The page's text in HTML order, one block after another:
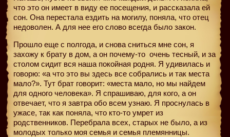
что это он имеет в виду ее посещения, и рассказала ей
сон. Она перестала ездить на могилу, поняла, что отец
недоволен. А для нее его слово всегда было закон.
Прошло еще с полгода, и снова сниться мне сон, я
захожу к брату в дом, а он почему-то очень тесный, и за
столом сидит вся наша покойная родня. Я удивилась и
говорю: «а что это вы здесь все собрались и так места
мало?». Тут брат говорит: «места мало, но мы найдем
для одного человека». Я спрашиваю, для кого, а он
отвечает, что я завтра обо всем узнаю. Я проснулась в
ужасе, так как поняла, что кто-то умрет из
родственников. Перебрала всех, старых не было, а из
молодых только моя семья и семья племянницы.